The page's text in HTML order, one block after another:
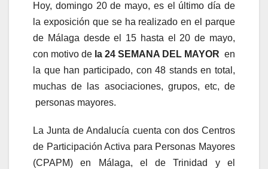
Hoy, domingo 20 de mayo, es el último día de
la exposición que se ha realizado en el parque
de Málaga desde el 15 hasta el 20 de mayo,
con motivo de la 24 SEMANA DEL MAYOR en
la que han participado, con 48 stands en total,
muchas de las asociaciones, grupos, etc, de
personas mayores.
La Junta de Andalucía cuenta con dos Centros
de Participación Activa para Personas Mayores
(CPAPM) en Málaga, el de Trinidad y el